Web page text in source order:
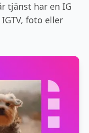
tjänst har en IG
foto eller